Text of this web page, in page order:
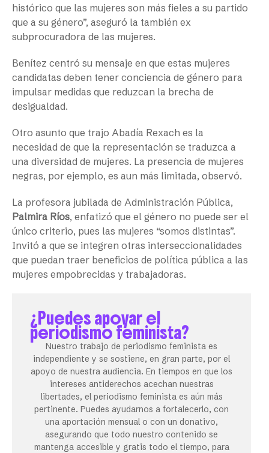
histórico que las mujeres son más fieles a su partido
que a su género”, aseguró la también ex
subprocuradora de las mujeres.
Benítez centró su mensaje en que estas mujeres
candidatas deben tener conciencia de género para
impulsar medidas que reduzcan la brecha de
desigualdad.
Otro asunto que trajo Abadía Rexach es la
necesidad de que la representación se traduzca a
una diversidad de mujeres. La presencia de mujeres
negras, por ejemplo, es aun más limitada, observó.
La profesora jubilada de Administración Pública,
Palmira Ríos, enfatizó que el género no puede ser el
único criterio, pues las mujeres “somos distintas”.
Invitó a que se integren otras interseccionalidades
que puedan traer beneficios de política pública a las
mujeres empobrecidas y trabajadoras.
¿Puedes apoyar el
periodismo feminista?
Nuestro trabajo de periodismo feminista es
independiente y se sostiene, en gran parte, por el
apoyo de nuestra audiencia. En tiempos en que los
intereses antiderechos acechan nuestras
libertades, el periodismo feminista es aún más
pertinente. Puedes ayudarnos a fortalecerlo, con
una aportación mensual o con un donativo,
asegurando que todo nuestro contenido se
mantenga accesible y gratis todo el tiempo, para